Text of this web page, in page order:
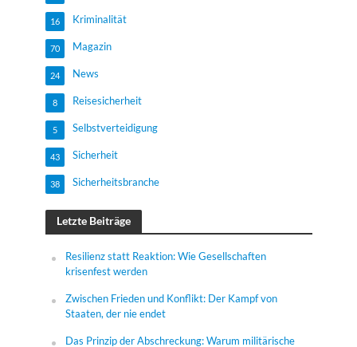
Kriminalität
16
Magazin
70
News
24
Reisesicherheit
8
Selbstverteidigung
5
Sicherheit
43
Sicherheitsbranche
38
Letzte Beiträge
Resilienz statt Reaktion: Wie Gesellschaften
krisenfest werden
Zwischen Frieden und Konflikt: Der Kampf von
Staaten, der nie endet
Das Prinzip der Abschreckung: Warum militärische